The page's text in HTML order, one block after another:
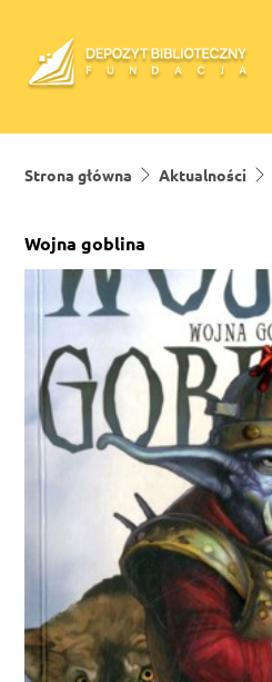
Strona główna Aktualności
Wojna goblina